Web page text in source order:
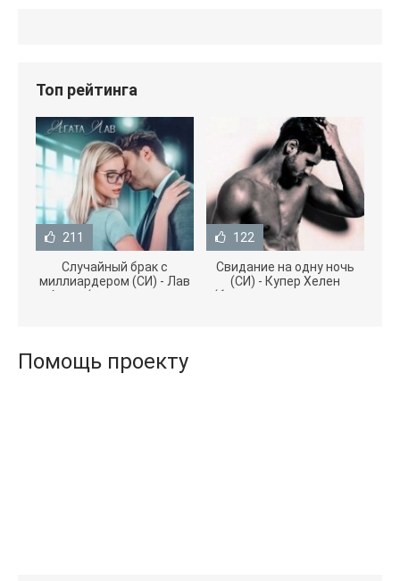
Топ рейтинга
211
Случайный брак с
миллиардером (СИ) - Лав
Агата (полная версия
122
Свидание на одну ночь
(СИ) - Купер Хелен
(бесплатные серии книг
Помощь проекту